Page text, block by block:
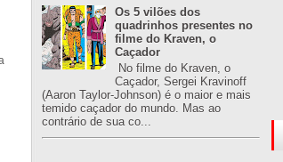
Os 5 vilões dos
quadrinhos presentes no
filme do Kraven, o
Caçador
No filme do Kraven, o
Caçador, Sergei Kravinoff
(Aaron Taylor-Johnson) é o maior e mais
temido caçador do mundo. Mas ao
contrário de sua co...